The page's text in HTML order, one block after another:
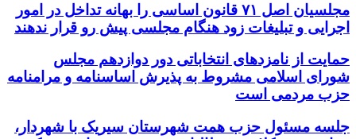
مجلسیان اصل ۷۱ قانون اساسی را بهانه تداخل در امور
اجرایی و تبلیغات زود هنگام مجلسی پیش رو قرار ندهند
حمایت از نامزدهای انتخاباتی دور دوازدهم مجلس
شورای اسلامی مشروط به پذیرش اساسنامه و مرامنامه
حزب مردمی است
جلسه مسئول حزب همت شهرستان سیریک با شهردار،